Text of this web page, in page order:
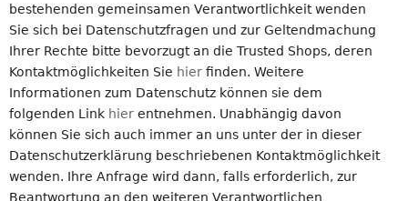
bestehenden gemeinsamen Verantwortlichkeit wenden
Sie sich bei Datenschutzfragen und zur Geltendmachung
Ihrer Rechte bitte bevorzugt an die Trusted Shops, deren
Kontaktmöglichkeiten Sie hier finden. Weitere
Informationen zum Datenschutz können sie dem
folgenden Link hier entnehmen. Unabhängig davon
können Sie sich auch immer an uns unter der in dieser
Datenschutzerklärung beschriebenen Kontaktmöglichkeit
wenden. Ihre Anfrage wird dann, falls erforderlich, zur
Beantwortung an den weiteren Verantwortlichen